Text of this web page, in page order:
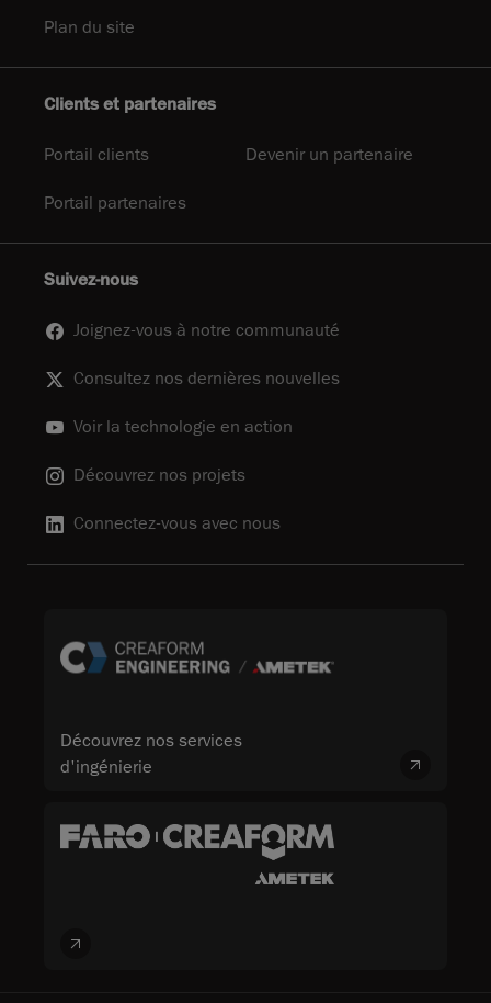
Plan du site
Clients et partenaires
Portail clients Devenir un partenaire
Portail partenaires
Suivez-nous
Joignez-vous à notre communauté
Consultez nos dernières nouvelles
Voir la technologie en action
Découvrez nos projets
Connectez-vous avec nous
Découvrez nos services
d'ingénierie